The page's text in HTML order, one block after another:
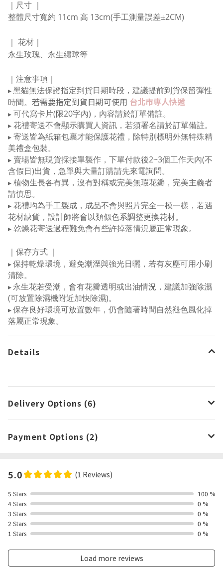
｜尺寸 ｜
整體尺寸寬約 11cm 高 13cm(手工測量誤差±2CM)
｜ 花材 ｜
永生玫瑰、永生繡球等
｜注意事項｜
▸黑貓無法保證指定到貨日期時段，建議提前到貨保留彈性
時間。 若需要指定到貨日期可使用 台北市專人快遞
▸ 可代寫卡片(限20字內)，內容請於訂單備註。
▸ 花禮寄送不會顯示購買人資訊，若須署名請於訂單備註。
▸ 寄送皆為紙箱包裹才能保護花禮，除特別標明外無特殊精
美禮盒包裝。
▸ 賣場皆無現貨採接單製作，下單付款後2~3個工作天內(不
含假日)出貨，急單與大量訂購請先來電詢問。
▸ 植物生長各有異，沒有對稱或完美無瑕花瓣，完美主義者
請慎思。
▸ 花禮均為手工製成，成品不會與照片完全一模一樣，若遇
花材缺貨，設計師將會以類似色系調整更換花材。
▸ 乾燥花寄送過程難免會有些許掉落情況屬正常現象。
｜保存方式 ｜
▸保持乾燥環境，避免潮溼與強光日曬，若有灰塵可用小刷
清除。
▸ 永生花若受潮，會有花瓣透明或出油情況，建議加強除濕
(可放置除濕機附近加快除濕)。
▸保存良好環境可放置數年，仍會隨著時間自然褪色風化掉
落屬正常現象。
Details
Delivery Options (6)
Payment Options (2)
5.0 (1 Reviews)
5 Stars
100 %
4 Stars
0 %
3 Stars
0 %
2 Stars
0 %
1 Stars
0 %
Load more reviews